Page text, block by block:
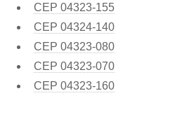
CEP 04323-155
CEP 04324-140
CEP 04323-080
CEP 04323-070
CEP 04323-160